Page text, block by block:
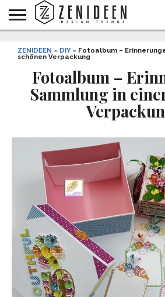
INNENDESIGN
ARCHITEKTUR
GARTEN
UND
LIFESTYLE
DEKO
&
DIY
STYLE
REZEPTE
GESUNDHEIT
WEIHNACHTEN
ZENIDEEN » DIY» Fotoalbum –
schönen Verpackung
Fotoalbum –
Sammlung in